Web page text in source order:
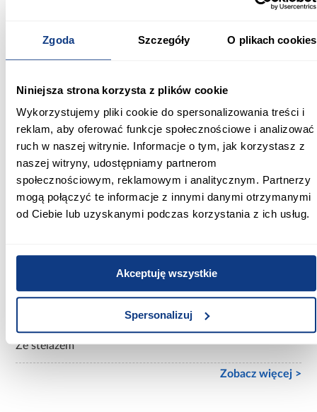
Zgoda Szczegóły O plikach cookies
Niniejsza strona korzysta z plików cookie
Wykorzystujemy pliki cookie do spersonalizowania treści i
reklam, aby oferować funkcje społecznościowe i analizować
ruch w naszej witrynie. Informacje o tym, jak korzystasz z
naszej witryny, udostępniamy partnerom
społecznościowym, reklamowym i analitycznym. Partnerzy
mogą połączyć te informacje z innymi danymi otrzymanymi
od Ciebie lub uzyskanymi podczas korzystania z ich usług.
Akceptuję wszystkie
Spersonalizuj
Wysokość do siedziska [cm]:
Szerokość pow. spania [cm]:
200.00
Długość pow. spania [cm]:
200.00
Powierzchnia spania [cm]:
200x200
200x200
Stelaż w komplecie:
Ze stelażem
Zobacz więcej >